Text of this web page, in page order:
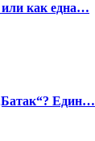
как една…
Един…